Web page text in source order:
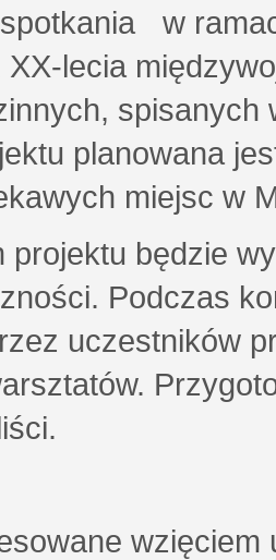
w
XX-lecia
planowana
miejsc w
projektu będzie
Podczas
uczestników
wzięciem